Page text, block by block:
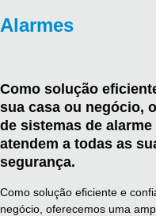
Alarmes
Como solução
sua casa ou negócio,
de sistemas de
atendem a todas as
segurança.
Como solução eficiente e
negócio, oferecemos uma